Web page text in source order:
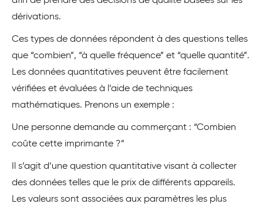
dérivations.
Ces types de données répondent à des questions telles
que “combien”, “à quelle fréquence” et “quelle quantité”.
Les données quantitatives peuvent être facilement
vérifiées et évaluées à l’aide de techniques
mathématiques. Prenons un exemple :
Une personne demande au commerçant : “Combien
coûte cette imprimante ?”
Il s’agit d’une question quantitative visant à collecter
des données telles que le prix de différents appareils.
Les valeurs sont associées aux paramètres les plus